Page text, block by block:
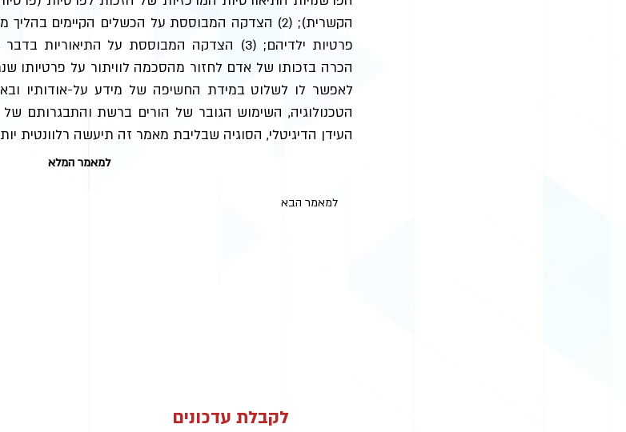
הקשרית); (2) הצדקה המבוססת על הכשלים הקיימים
פרטיות ילדיהם; (3) הצדקה המבוססת על התיאוריות
הכרה בזכותו של אדם לחזור מהסכמה לוויתור על פרטיותו
לאפשר לו לשלוט במידת החשיפה של מידע על-אודותיו
הטכנולוגיה, השימוש הגובר של הורים ברשת והתבגרותם של
העידן הדיגיטלי, הסוגיה שבליבת מאמר זה תיעשה רלוונטית
למאמר המלא
למאמר הבא
לקבלת עדכונים